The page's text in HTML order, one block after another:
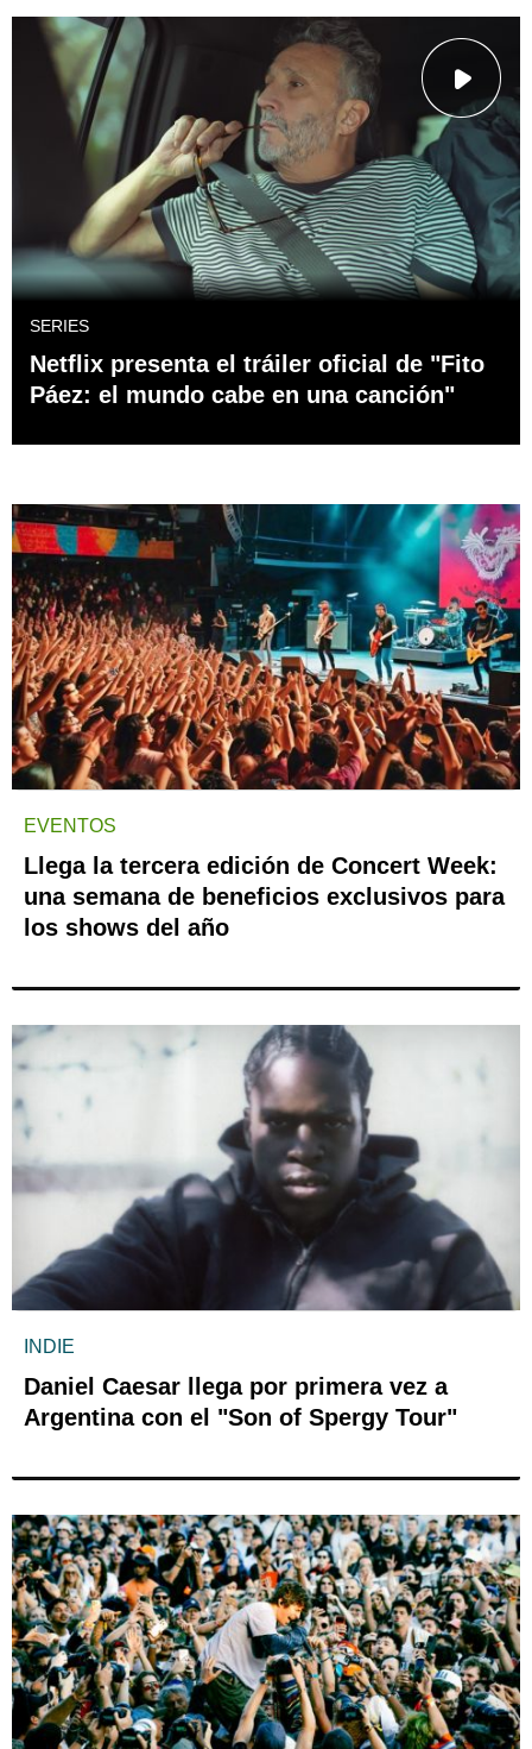
SERIES
Netflix presenta el tráiler oficial de "Fito
Páez: el mundo cabe en una canción"
EVENTOS
Llega la tercera edición de Concert Week:
una semana de beneficios exclusivos para
los shows del año
INDIE
Daniel Caesar llega por primera vez a
Argentina con el "Son of Spergy Tour"